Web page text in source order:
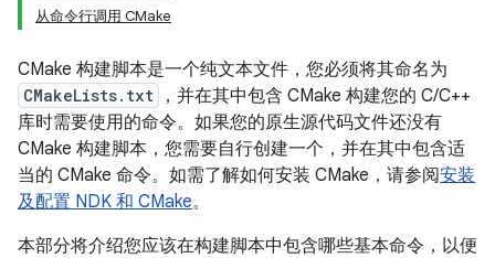
从命令行调用 CMake
CMake 构建脚本是一个纯文本文件，您必须将其命名为
CMakeLists.txt
，并在其中包含 CMake 构建您的 C/C++
库时需要使用的命令。如果您的原生源代码文件还没有
CMake 构建脚本，您需要自行创建一个，并在其中包含适
当的 CMake 命令。如需了解如何安装 CMake，请参阅安装
及配置 NDK 和 CMake。
本部分将介绍您应该在构建脚本中包含哪些基本命令，以便